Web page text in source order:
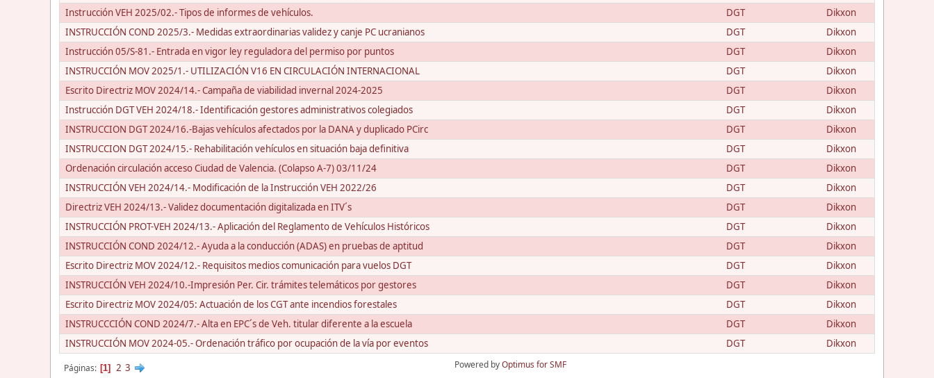
Instrucción VEH 2025/02.- Tipos de informes de vehículos.
DGT
Dikxon
INSTRUCCIÓN COND 2025/3.- Medidas extraordinarias validez y canje PC ucranianos
DGT
Dikxon
Instrucción 05/S-81.- Entrada en vigor ley reguladora del permiso por puntos
DGT
Dikxon
INSTRUCCIÓN MOV 2025/1.- UTILIZACIÓN V16 EN CIRCULACIÓN INTERNACIONAL
DGT
Dikxon
Escrito Directriz MOV 2024/14.- Campaña de viabilidad invernal 2024-2025
DGT
Dikxon
Instrucción DGT VEH 2024/18.- Identificación gestores administrativos colegiados
DGT
Dikxon
INSTRUCCION DGT 2024/16.-Bajas vehículos afectados por la DANA y duplicado PCirc
DGT
Dikxon
INSTRUCCION DGT 2024/15.- Rehabilitación vehículos en situación baja definitiva
DGT
Dikxon
Ordenación circulación acceso Ciudad de Valencia. (Colapso A-7) 03/11/24
DGT
Dikxon
INSTRUCCIÓN VEH 2024/14.- Modificación de la Instrucción VEH 2022/26
DGT
Dikxon
Directriz VEH 2024/13.- Validez documentación digitalizada en ITV´s
DGT
Dikxon
INSTRUCCIÓN PROT-VEH 2024/13.- Aplicación del Reglamento de Vehículos Históricos
DGT
Dikxon
INSTRUCCIÓN COND 2024/12.- Ayuda a la conducción (ADAS) en pruebas de aptitud
DGT
Dikxon
Escrito Directriz MOV 2024/12.- Requisitos medios comunicación para vuelos DGT
DGT
Dikxon
INSTRUCCIÓN VEH 2024/10.-Impresión Per. Cir. trámites telemáticos por gestores
DGT
Dikxon
Escrito Directriz MOV 2024/05: Actuación de los CGT ante incendios forestales
DGT
Dikxon
INSTRUCCCIÓN COND 2024/7.- Alta en EPC´s de Veh. titular diferente a la escuela
DGT
Dikxon
INSTRUCCIÓN MOV 2024-05.- Ordenación tráfico por ocupación de la vía por eventos
DGT Dikxon
Páginas 1 2 3 Powered byOptimus for SMF